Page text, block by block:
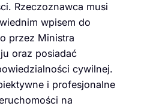
Rzeczoznawca musi
wpisem do
przez Ministra
oraz posiadać
cywilnej.
i profesjonalne
na